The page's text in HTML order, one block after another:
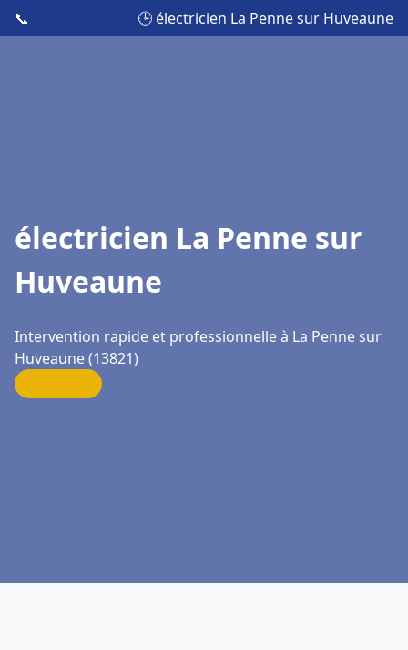
📞 🕒 électricien La Penne sur Huveaune
électricien La Penne sur
Huveaune
Intervention rapide et professionnelle à La Penne sur
Huveaune (13821)